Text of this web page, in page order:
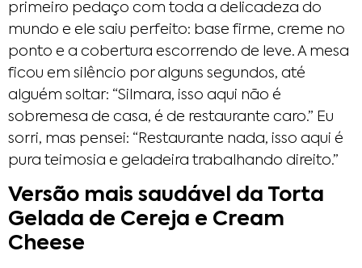
primeiro pedaço com toda a delicadeza do
mundo e ele saiu perfeito: base firme, creme no
ponto e a cobertura escorrendo de leve. A mesa
ficou em silêncio por alguns segundos, até
alguém soltar: “Silmara, isso aqui não é
sobremesa de casa, é de restaurante caro.” Eu
sorri, mas pensei: “Restaurante nada, isso aqui é
pura teimosia e geladeira trabalhando direito.”
Versão mais saudável da Torta
Gelada de Cereja e Cream
Cheese